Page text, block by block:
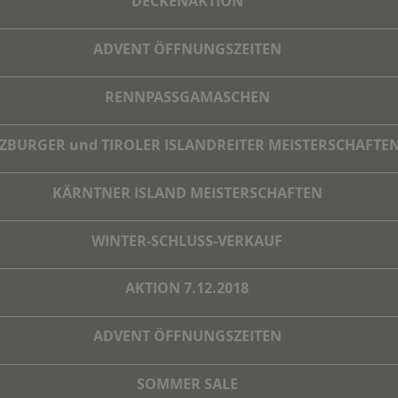
ADVENT ÖFFNUNGSZEITEN
RENNPASSGAMASCHEN
und TIROLER ISLANDREITER
KÄRNTNER ISLAND MEISTERSCHAFTEN
WINTER-SCHLUSS-VERKAUF
AKTION 7.12.2018
ADVENT ÖFFNUNGSZEITEN
SOMMER SALE